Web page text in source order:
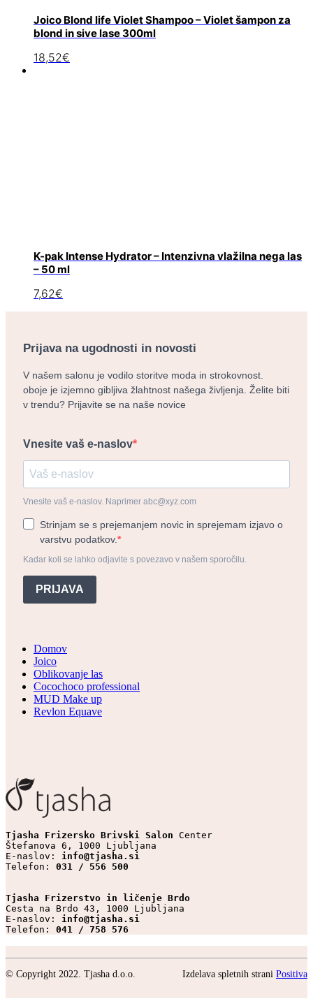
Joico Blond life Violet Shampoo – Violet šampon za
blond in sive lase 300ml
18,52€
K-pak Intense Hydrator – Intenzivna vlažilna nega las
– 50 ml
7,62€
Prijava na ugodnosti in novosti
V našem salonu je vodilo storitve moda in strokovnost.
oboje je izjemno gibljiva žlahtnost našega življenja. Želite biti
v trendu? Prijavite se na naše novice
Vnesite vaš e-naslov
Vnesite vaš e-naslov. Naprimer abc@xyz.com
Strinjam se s prejemanjem novic in sprejemam izjavo o
varstvu podatkov.
Kadar koli se lahko odjavite s povezavo v našem sporočilu.
PRIJAVA
Domov
Joico
Oblikovanje las
Cocochoco professional
MUD Make up
Revlon Equave
Tjasha Frizersko Brivski Salon Center
Štefanova 6, 1000 Ljubljana
E-naslov: info@tjasha.si
Telefon: 031 / 556 500
Tjasha Frizerstvo in ličenje Brdo
Cesta na Brdo 43, 1000 Ljubljana
E-naslov: info@tjasha.si
Telefon: 041 / 758 576
© Copyright 2022. Tjasha d.o.o. Izdelava spletnih strani Positiva